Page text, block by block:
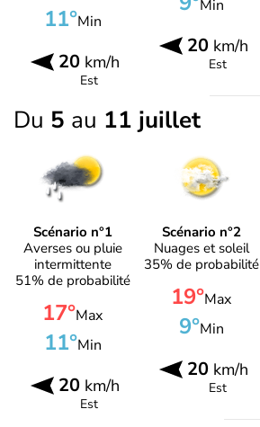
11°Min
20km/h
Est
Min
20km/h
Est
Du 5 au 11 juillet
Scénario n°1
Averses ou pluie
intermittente
51% de probabilité
17°Max
11°Min
20km/h
Est
Scénario n°2
Nuages et soleil
35% de probabilité
19°Max
9°Min
20km/h
Est